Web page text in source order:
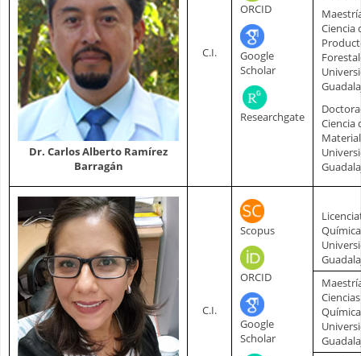
Dr. Carlos Alberto Ramírez
Barragán
C.I.
ORCID
Google
Scholar
Researchgate
Ciencia
Ciencia
C.I.
Scopus
ORCID
Google
Scholar
Química
Química